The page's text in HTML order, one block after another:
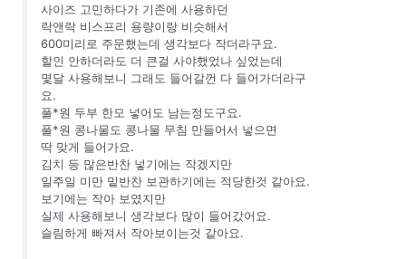
사이즈 고민하다가 기존에 사용하던
락앤락 비스프리 용량이랑 비슷해서
600미리로 주문했는데 생각보다 작더라구요.
할인 안하더라도 더 큰걸 사야했었나 싶었는데
몇달 사용해보니 그래도 들어갈껀 다 들어가더라구
요.
풀*원 두부 한모 넣어도 남는정도구요.
풀*원 콩나물도 콩나물 무침 만들어서 넣으면
딱 맞게 들어가요.
김치 등 많은반찬 넣기에는 작겠지만
일주일 미만 밑반찬 보관하기에는 적당한것 같아요.
보기에는 작아 보였지만
실제 사용해보니 생각보다 많이 들어갔어요.
슬림하게 빠져서 작아보이는것 같아요.